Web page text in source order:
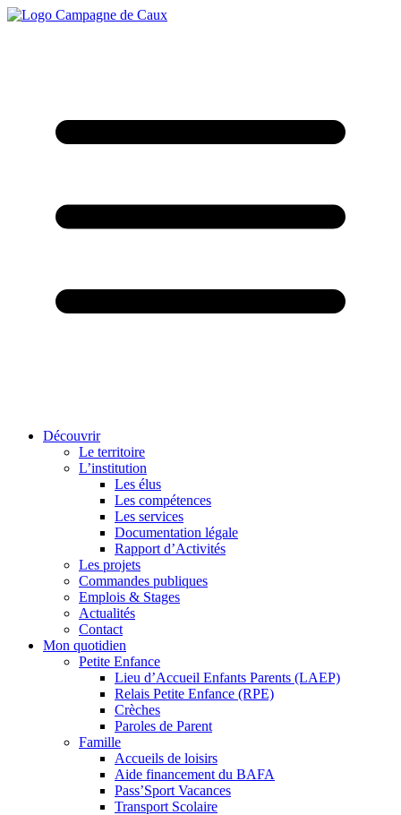
Découvrir
Le territoire
L’institution
Les élus
Les compétences
Les services
Documentation légale
Rapport d’Activités
Les projets
Commandes publiques
Emplois & Stages
Actualités
Contact
Mon quotidien
Petite Enfance
Lieu d’Accueil Enfants Parents (LAEP)
Relais Petite Enfance (RPE)
Crèches
Paroles de Parent
Famille
Accueils de loisirs
Aide financement du BAFA
Pass’Sport Vacances
Transport Scolaire